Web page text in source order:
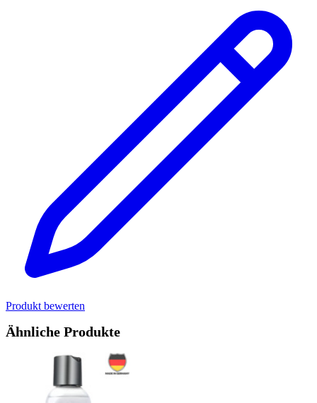
Produkt bewerten
Ähnliche Produkte